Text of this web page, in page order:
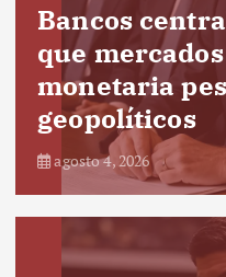
Bancos
que
monetaria
geopolíticos
agosto 4, 2026